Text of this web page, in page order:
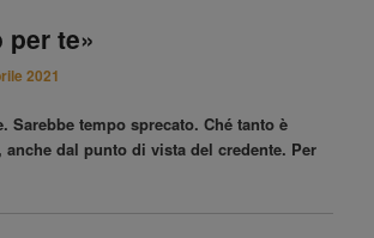
per te»
2021
Sarebbe tempo sprecato. Ché tanto è
anche dal punto di vista del credente. Per